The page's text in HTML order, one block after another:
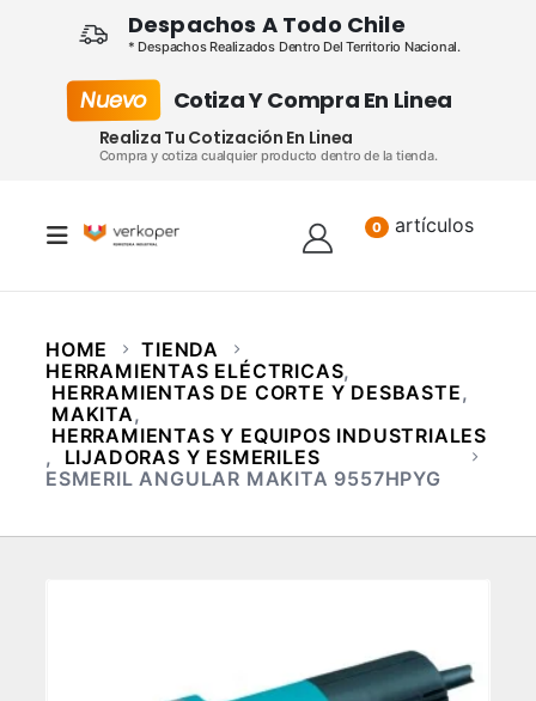
Despachos A Todo Chile
* Despachos Realizados Dentro Del Territorio Nacional.
Nuevo Cotiza Y Compra En Linea
Realiza Tu Cotización En Linea
Compra y cotiza cualquier producto dentro de la tienda.
0 artículos
HOME
TIENDA
HERRAMIENTAS ELÉCTRICAS,
HERRAMIENTAS DE CORTE Y DESBASTE,
MAKITA,
HERRAMIENTAS Y EQUIPOS INDUSTRIALES
,
LIJADORAS Y ESMERILES
ESMERIL ANGULAR MAKITA 9557HPYG